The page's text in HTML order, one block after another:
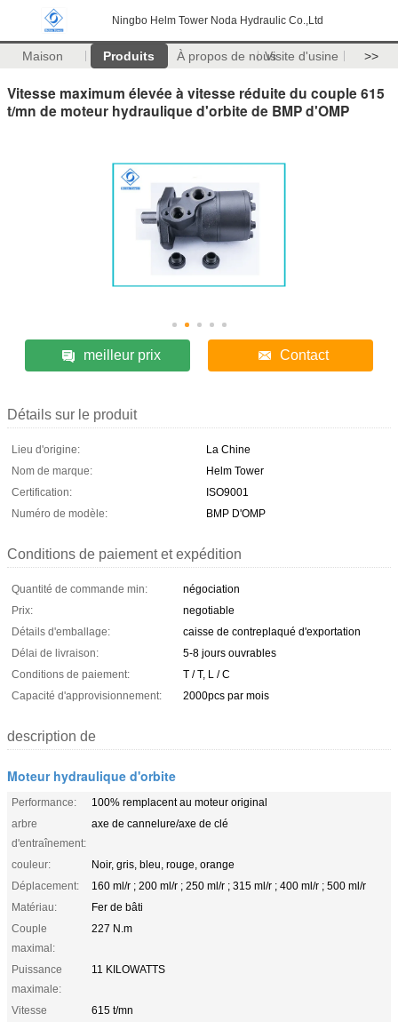
Ningbo Helm Tower Noda Hydraulic Co.,Ltd
Maison Produits À propos de nousVisite d'usine >>
Vitesse maximum élevée à vitesse réduite du couple 615
t/mn de moteur hydraulique d'orbite de BMP d'OMP
meilleur prix Contact
Détails sur le produit
Lieu d'origine:
La Chine
Nom de marque:
Helm Tower
Certification:
ISO9001
Numéro de modèle:
BMP D'OMP
Conditions de paiement et expédition
Quantité de commande min:
négociation
Prix:
negotiable
Détails d'emballage:
caisse de contreplaqué d'exportation
Délai de livraison:
5-8 jours ouvrables
Conditions de paiement:
T / T, L / C
Capacité d'approvisionnement:
2000pcs par mois
description de
Moteur hydraulique d'orbite
Performance:
100% remplacent au moteur original
arbre
d'entraînement:
axe de cannelure/axe de clé
couleur:
Noir, gris, bleu, rouge, orange
Déplacement:
160 ml/r ; 200 ml/r ; 250 ml/r ; 315 ml/r ; 400 ml/r ; 500 ml/r
Matériau:
Fer de bâti
Couple
maximal:
227 N.m
Puissance
maximale:
11 KILOWATTS
Vitesse
615 t/mn